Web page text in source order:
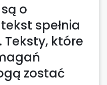
o
spełnia
Teksty, które
zostać